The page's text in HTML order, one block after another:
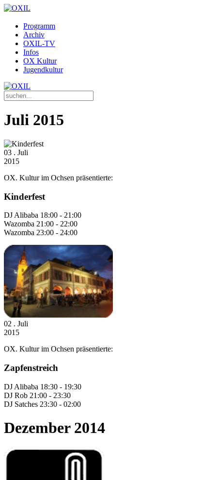
Programm
Archiv
OXIL-TV
Infos
OX Kultur
Jugendkultur
Juli 2015
03 . Juli
2015
OX. Kultur im Ochsen präsentierte:
Kinderfest
DJ Alibaba 18:00 - 21:00
Wazomba 21:00 - 22:00
Wazomba 23:00 - 24:00
02 . Juli
2015
OX. Kultur im Ochsen präsentierte:
Zapfenstreich
DJ Alibaba 18:30 - 19:30
DJ Rob 21:00 - 23:30
DJ Satches 23:30 - 02:00
Dezember 2014